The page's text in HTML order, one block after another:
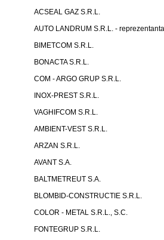
ACSEAL GAZ S.R.L.
AUTO LANDRUM S.R.L. -
BIMETCOM S.R.L.
BONACTA S.R.L.
COM - ARGO GRUP S.R.L.
INOX-PREST S.R.L.
VAGHIFCOM S.R.L.
AMBIENT-VEST S.R.L.
ARZAN S.R.L.
AVANT S.A.
BALTMETREUT S.A.
BLOMBID-CONSTRUCTIE S.R.L.
COLOR - METAL S.R.L., S.C.
FONTEGRUP S.R.L.